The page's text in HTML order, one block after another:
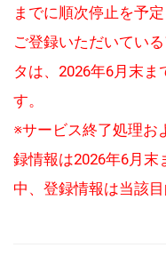
までに順次停止を予定
ご登録いただいてい
タは、2026年6月末ま
す。
※サービス終了処理お
録情報は2026年6月
中、登録情報は当該